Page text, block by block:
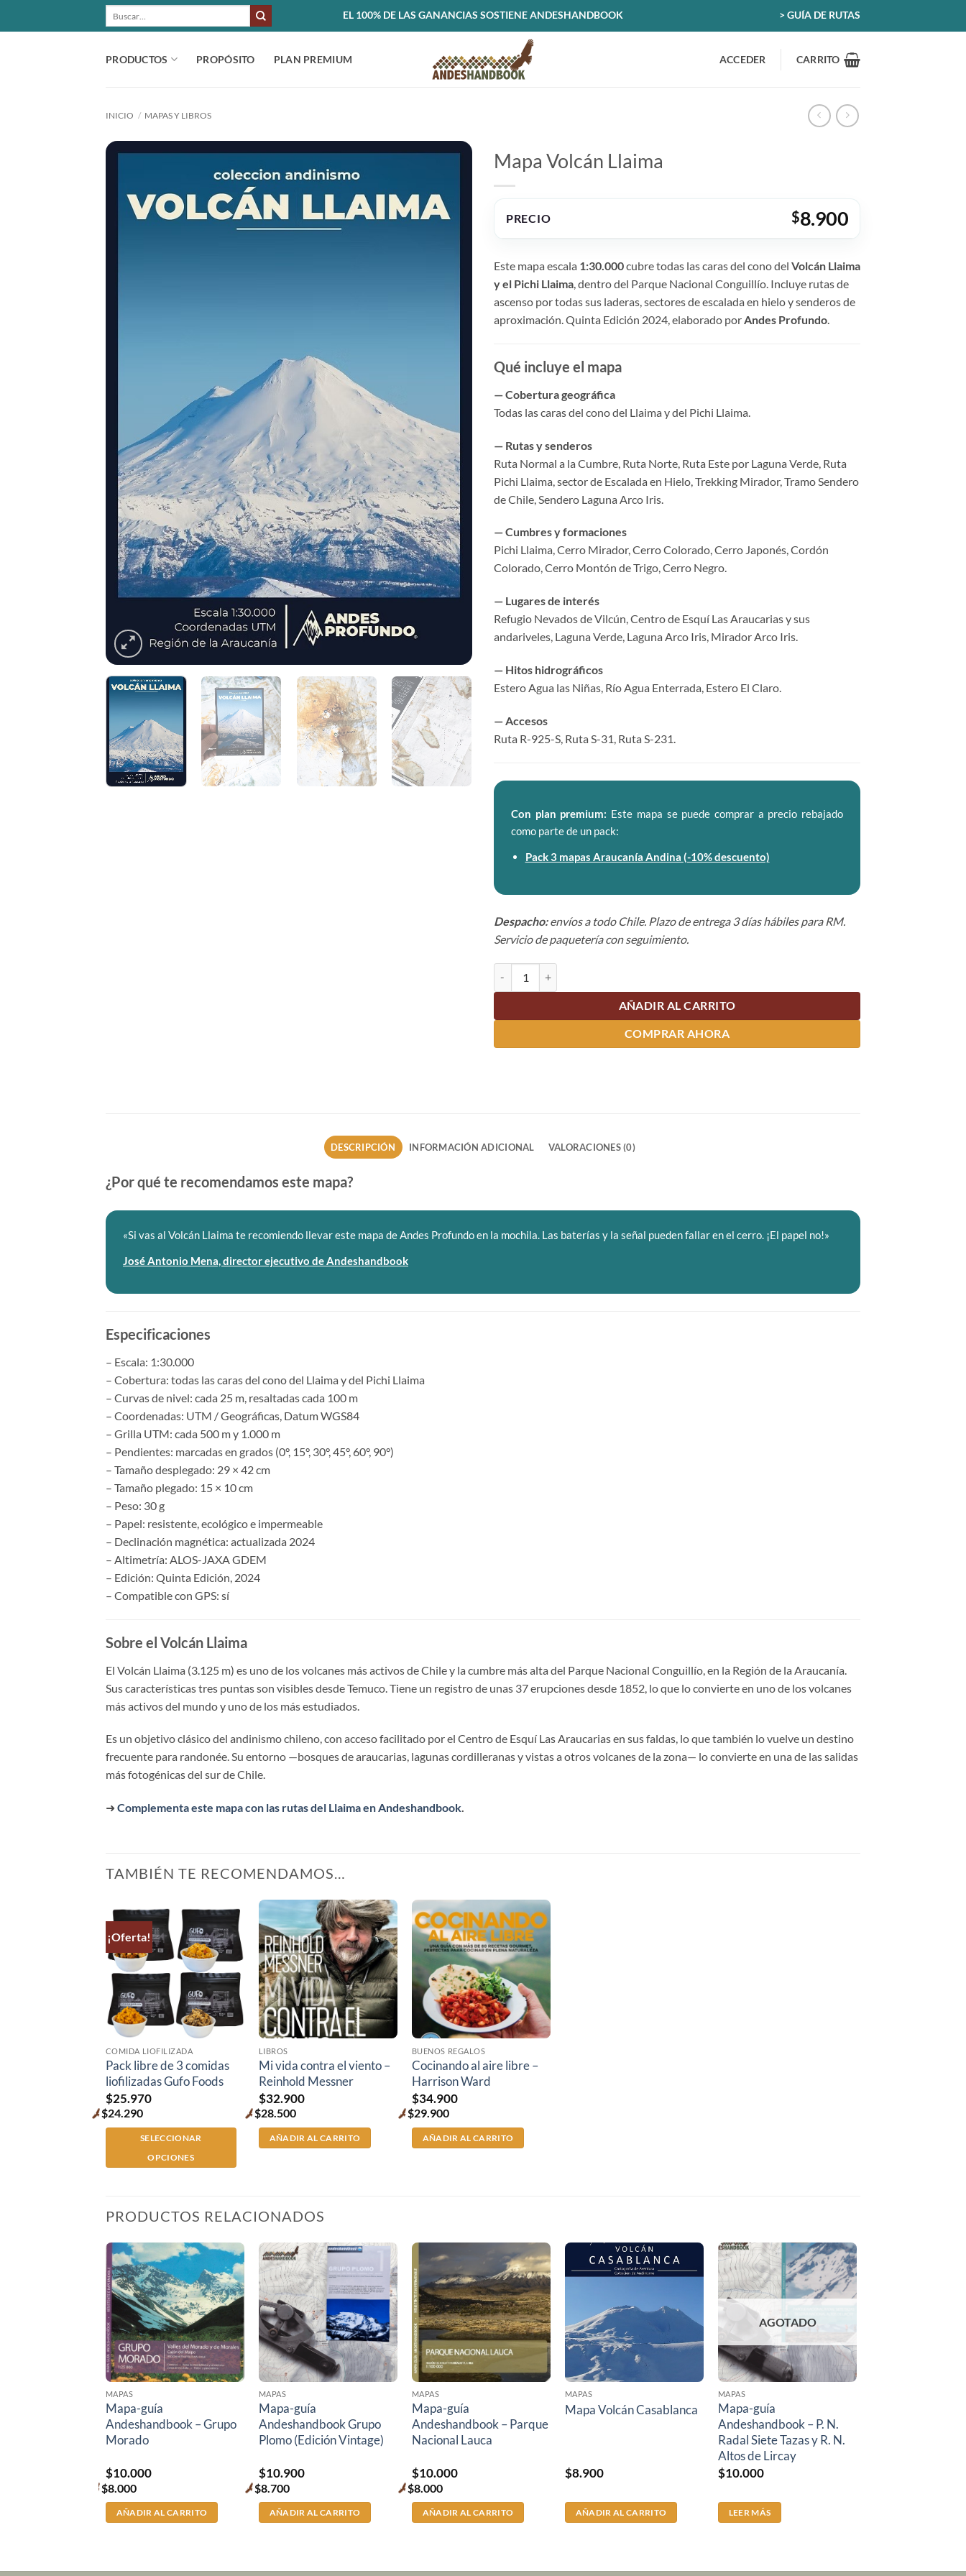
EL 100% DE LAS GANANCIAS SOSTIENE ANDESHANDBOOK > GUÍA DE RUTAS
PRODUCTOS PROPÓSITO PLAN PREMIUM ACCEDER CARRITO
INICIO / MAPAS Y LIBROS
Mapa Volcán Llaima
PRECIO $8.900
Este mapa escala 1:30.000cubre todas las caras del cono del Volcán Llaima
y el Pichi Llaima, dentro del Parque Nacional Conguillío. Incluye rutas de
ascenso por todas sus laderas, sectores de escalada en hielo y senderos de
aproximación. Quinta Edición 2024, elaborado porAndes Profundo.
Qué incluye el mapa
— Cobertura geográfica
Todas las caras del cono del Llaima y del Pichi Llaima.
— Rutas y senderos
Ruta Normal a la Cumbre, Ruta Norte, Ruta Este por Laguna Verde, Ruta
Pichi Llaima, sector de Escalada en Hielo, Trekking Mirador, Tramo Sendero
de Chile, Sendero Laguna Arco Iris.
— Cumbres y formaciones
Pichi Llaima, Cerro Mirador, Cerro Colorado, Cerro Japonés, Cordón
Colorado, Cerro Montón de Trigo, Cerro Negro.
— Lugares de interés
Refugio Nevados de Vilcún, Centro de Esquí Las Araucarias y sus
andariveles, Laguna Verde, Laguna Arco Iris, Mirador Arco Iris.
— Hitos hidrográficos
Estero Agua las Niñas, Río Agua Enterrada, Estero El Claro.
— Accesos
Ruta R-925-S, Ruta S-31, Ruta S-231.
Con plan premium: Este mapa se puede comprar a precio rebajado
como parte de un pack:
Pack 3 mapas Araucanía Andina (-10% descuento)
Despacho:envíos a todo Chile. Plazo de entrega 3 días hábiles para RM.
Servicio de paquetería con seguimiento.
AÑADIR AL CARRITO
COMPRAR AHORA
DESCRIPCIÓN INFORMACIÓN ADICIONAL VALORACIONES (0)
¿Por qué te recomendamos este mapa?
«Si vas al Volcán Llaima te recomiendo llevar este mapa de Andes Profundo en la mochila. Las baterías y la señal pueden fallar en el cerro. ¡El papel no!»
José Antonio Mena, director ejecutivo de Andeshandbook
Especificaciones
– Escala: 1:30.000
– Cobertura: todas las caras del cono del Llaima y del Pichi Llaima
– Curvas de nivel: cada 25 m, resaltadas cada 100 m
– Coordenadas: UTM / Geográficas, Datum WGS84
– Grilla UTM: cada 500 m y 1.000 m
– Pendientes: marcadas en grados (0°, 15°, 30°, 45°, 60°, 90°)
– Tamaño desplegado: 29 × 42 cm
– Tamaño plegado: 15 × 10 cm
– Peso: 30 g
– Papel: resistente, ecológico e impermeable
– Declinación magnética: actualizada 2024
– Altimetría: ALOS-JAXA GDEM
– Edición: Quinta Edición, 2024
– Compatible con GPS: sí
Sobre el Volcán Llaima
El Volcán Llaima (3.125 m) es uno de los volcanes más activos de Chile y la cumbre más alta del Parque Nacional Conguillío, en la Región de la Araucanía.
Sus características tres puntas son visibles desde Temuco. Tiene un registro de unas 37 erupciones desde 1852, lo que lo convierte en uno de los volcanes
más activos del mundo y uno de los más estudiados.
Es un objetivo clásico del andinismo chileno, con acceso facilitado por el Centro de Esquí Las Araucarias en sus faldas, lo que también lo vuelve un destino
frecuente para randonée. Su entorno —bosques de araucarias, lagunas cordilleranas y vistas a otros volcanes de la zona— lo convierte en una de las salidas
más fotogénicas del sur de Chile.
➜ Complementa este mapa con las rutas del Llaima en Andeshandbook.
TAMBIÉN TE RECOMENDAMOS…
¡Oferta!
COMIDA LIOFILIZADA
Pack libre de 3 comidas
liofilizadas Gufo Foods
$25.970
Premium
price
$24.290
SELECCIONAR
OPCIONES
LIBROS
Mi vida contra el viento –
Reinhold Messner
$32.900
Premium
price
$28.500
AÑADIR AL CARRITO
BUENOS REGALOS
Cocinando al aire libre –
Harrison Ward
$34.900
Premium
price
$29.900
AÑADIR AL CARRITO
PRODUCTOS RELACIONADOS
MAPAS
Mapa-guía
Andeshandbook – Grupo
Morado
$10.000
Premium
price
$8.000
AÑADIR AL CARRITO
MAPAS
Mapa-guía
Andeshandbook Grupo
Plomo (Edición Vintage)
$10.900
Premium
price
$8.700
AÑADIR AL CARRITO
MAPAS
Mapa-guía
Andeshandbook – Parque
Nacional Lauca
$10.000
Premium
price
$8.000
AÑADIR AL CARRITO
MAPAS
Mapa Volcán Casablanca
$8.900
AÑADIR AL CARRITO
AGOTADO
MAPAS
Mapa-guía
Andeshandbook – P. N.
Radal Siete Tazas y R. N.
Altos de Lircay
$10.000
LEER MÁS